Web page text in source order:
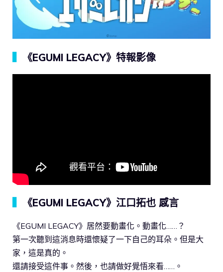
《EGUMI LEGACY》特報影像
《EGUMI LEGACY》江口拓也 感言
《EGUMI LEGACY》居然要動畫化。動畫化……？
第一次聽到這消息時還懷疑了一下自己的耳朵。但是大
家，這是真的。
還請接受這件事。然後，也請做好覺悟來看……。